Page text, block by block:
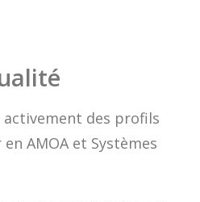
des profils
AMOA et Systèmes